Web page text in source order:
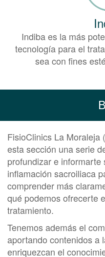
Indiba es la más
tecnología para el
sea con fines
FisioClinics La Moraleja
esta sección una serie
profundizar e
inflamación sacroiliaca
comprender más
qué podemos ofrecerte
tratamiento.
Tenemos además el
aportando contenidos a
enriquezcan el